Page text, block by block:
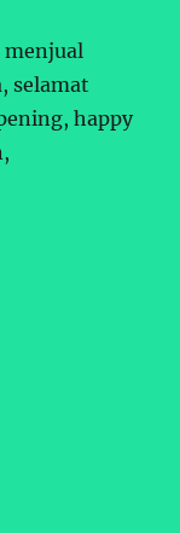
menjual
selamat
happy